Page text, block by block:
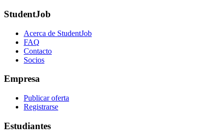
StudentJob
Acerca de StudentJob
FAQ
Contacto
Socios
Empresa
Publicar oferta
Registrarse
Estudiantes